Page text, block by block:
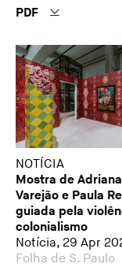
PDF
NOTÍCIA
Mostra de Adriana
Varejão e Paula
guiada pela
colonialismo
Notícia, 29 Apr
Folha de S. Paulo